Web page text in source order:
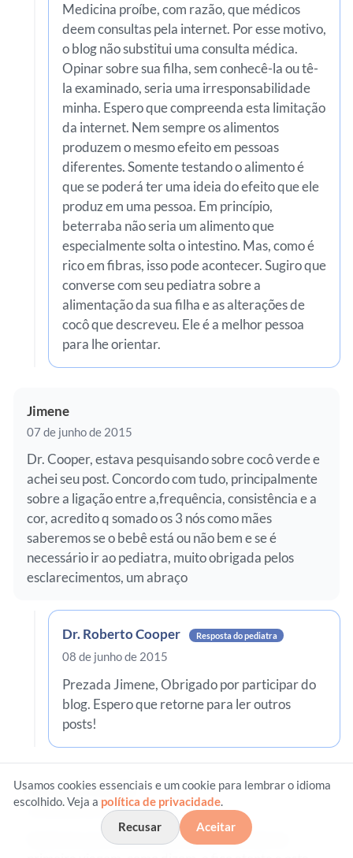
Medicina proíbe, com razão, que médicos
deem consultas pela internet. Por esse motivo,
o blog não substitui uma consulta médica.
Opinar sobre sua filha, sem conhecê-la ou tê-
la examinado, seria uma irresponsabilidade
minha. Espero que compreenda esta limitação
da internet. Nem sempre os alimentos
produzem o mesmo efeito em pessoas
diferentes. Somente testando o alimento é
que se poderá ter uma ideia do efeito que ele
produz em uma pessoa. Em princípio,
beterraba não seria um alimento que
especialmente solta o intestino. Mas, como é
rico em fibras, isso pode acontecer. Sugiro que
converse com seu pediatra sobre a
alimentação da sua filha e as alterações de
cocô que descreveu. Ele é a melhor pessoa
para lhe orientar.
Jimene
07 de junho de 2015
Dr. Cooper, estava pesquisando sobre cocô verde e
achei seu post. Concordo com tudo, principalmente
sobre a ligação entre a,frequência, consistência e a
cor, acredito q somado os 3 nós como mães
saberemos se o bebê está ou não bem e se é
necessário ir ao pediatra, muito obrigada pelos
esclarecimentos, um abraço
Dr. Roberto Cooper Resposta do pediatra
08 de junho de 2015
Prezada Jimene, Obrigado por participar do
blog. Espero que retorne para ler outros
posts!
Nathacha Muselli
26 de julho de 2015
Gostei do post, bem esclarecedor. Sou mãe de
Usamos cookies essenciais e um cookie para lembrar o idioma
escolhido. Veja a política de privacidade.
Recusar
Aceitar